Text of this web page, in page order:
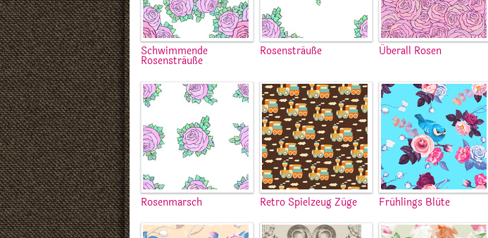
Schwimmende
Rosensträuße
Rosensträuße Überall Rosen
Rosenmarsch Retro Spielzeug Züge Frühlings Blüte